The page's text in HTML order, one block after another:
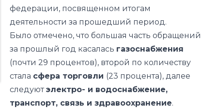
федерации, посвященном итогам
деятельности за прошедший период.
Было отмечено, что большая часть обращений
за прошлый год касалась газоснабжения
(почти 29 процентов), второй по количеству
стала сфера торговли (23 процента), далее
следуютэлектро- и водоснабжение,
транспорт, связь и здравоохранение.